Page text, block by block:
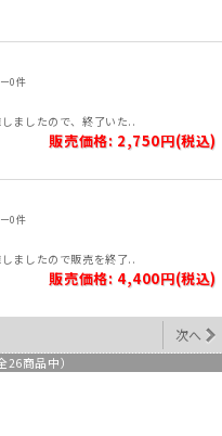
0件
ましたので、終了いた..
販売価格: 2,750円(税込)
0件
ましたので販売を終了..
販売価格: 4,400円(税込)
次へ
26商品中）